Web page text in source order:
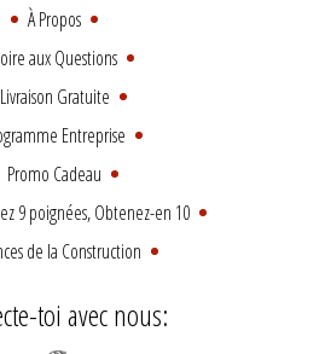
À Propos
aux Questions
Livraison Gratuite
Entreprise
Promo Cadeau
9 poignées, Obtenez-en 10
de la Construction
toi avec nous: